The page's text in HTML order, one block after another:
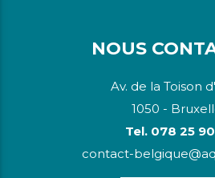
NOUS
Av. de la Toison
1050 -
Tel. 078 25
contact-